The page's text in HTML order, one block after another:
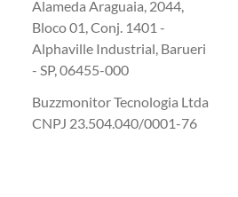
Alameda Araguaia, 2044,
Bloco 01, Conj. 1401 -
Alphaville Industrial, Barueri
- SP, 06455-000
Buzzmonitor Tecnologia Ltda
CNPJ 23.504.040/0001-76